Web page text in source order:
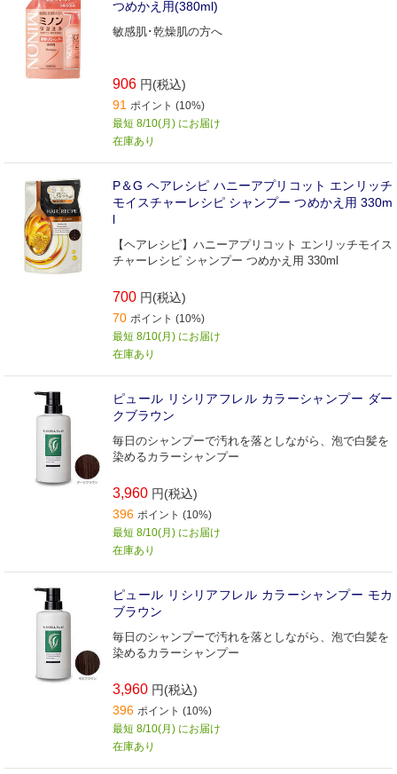
つめかえ用(380ml)
敏感肌･乾燥肌の方へ
906 円(税込)
91 ポイント (10%)
最短 8/10(月) にお届け
在庫あり
P＆G ヘアレシピ ハニーアプリコット エンリッチ
モイスチャーレシピ シャンプー つめかえ用 330m
l
【ヘアレシピ】ハニーアプリコット エンリッチモイス
チャーレシピ シャンプー つめかえ用 330ml
700 円(税込)
70 ポイント (10%)
最短 8/10(月) にお届け
在庫あり
ピュール リシリアフレル カラーシャンプー ダー
クブラウン
毎日のシャンプーで汚れを落としながら、泡で白髪を
染めるカラーシャンプー
3,960 円(税込)
396 ポイント (10%)
最短 8/10(月) にお届け
在庫あり
ピュール リシリアフレル カラーシャンプー モカ
ブラウン
毎日のシャンプーで汚れを落としながら、泡で白髪を
染めるカラーシャンプー
3,960 円(税込)
396 ポイント (10%)
最短 8/10(月) にお届け
在庫あり